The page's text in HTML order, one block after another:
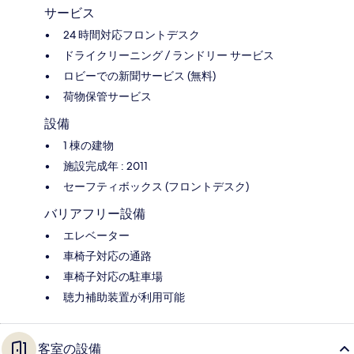
サービス
24 時間対応フロントデスク
ドライクリーニング / ランドリー サービス
ロビーでの新聞サービス (無料)
荷物保管サービス
設備
1 棟の建物
施設完成年 : 2011
セーフティボックス (フロントデスク)
バリアフリー設備
エレベーター
車椅子対応の通路
車椅子対応の駐車場
聴力補助装置が利用可能
客室の設備